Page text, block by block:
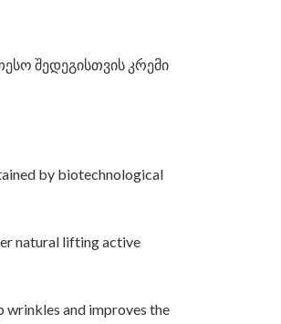
შედეგისთვის კრემი
by biotechnological
natural lifting active
wrinkles and improves the